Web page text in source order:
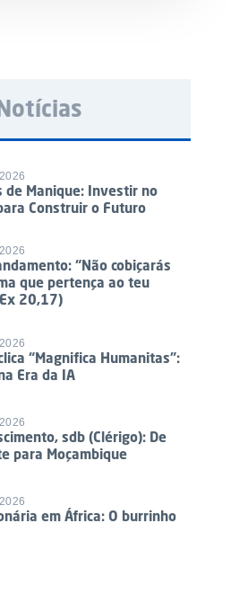
de Manique: Investir no
Construir o Futuro
“Não cobiçarás
que pertença ao teu
20,17)
“Magnifica Humanitas”:
Era da IA
sdb (Clérigo): De
para Moçambique
em África: O burrinho